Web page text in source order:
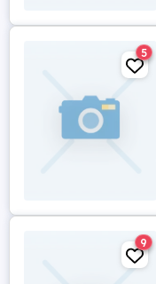
5
9